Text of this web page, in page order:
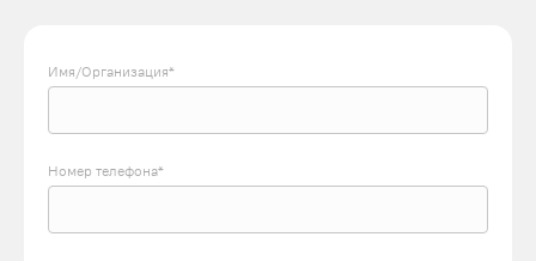
ограничители грузоподъемности;
оснащенный световыми индикаторами. Установка возможна
Имя/Организация*
Номер телефона*